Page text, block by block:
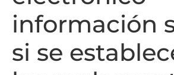
información
si se